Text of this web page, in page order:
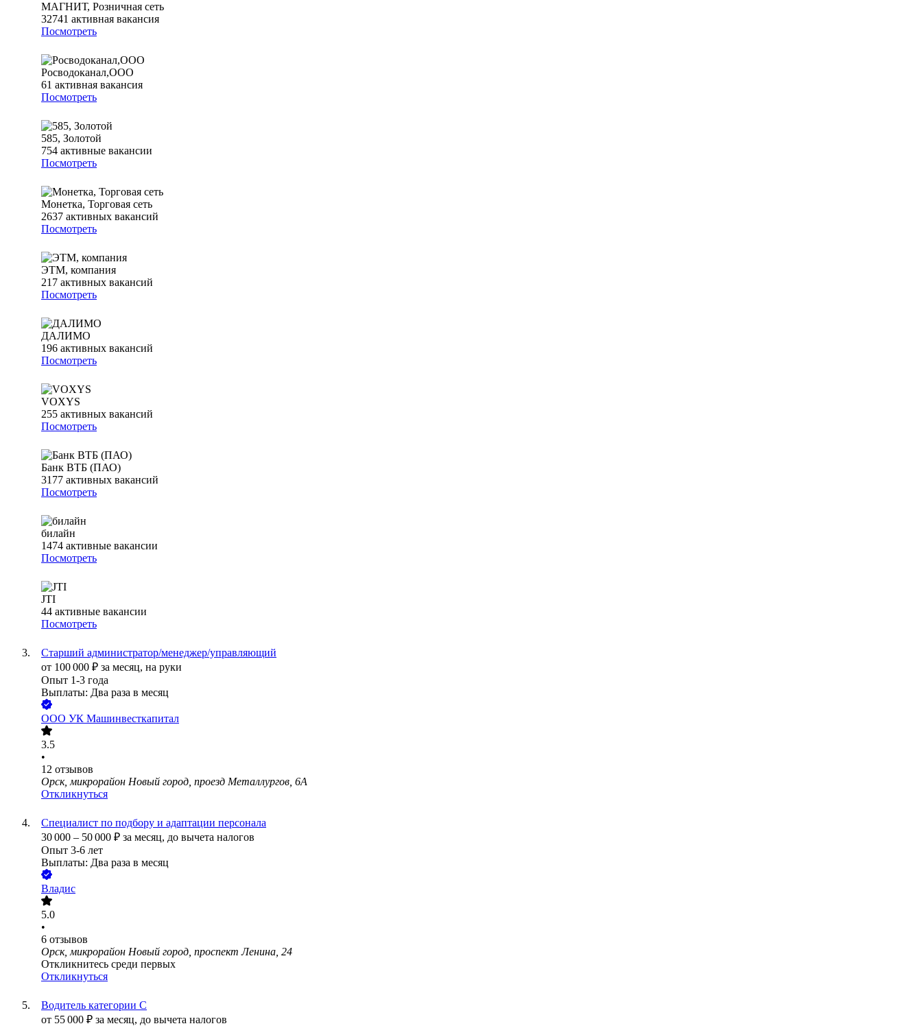
МАГНИТ, Розничная сеть
32741 активная вакансия
Посмотреть
Росводоканал,ООО
61 активная вакансия
Посмотреть
585, Золотой
754 активные вакансии
Посмотреть
Монетка, Торговая сеть
2637 активных вакансий
Посмотреть
ЭТМ, компания
217 активных вакансий
Посмотреть
ДАЛИМО
196 активных вакансий
Посмотреть
VOXYS
255 активных вакансий
Посмотреть
Банк ВТБ (ПАО)
3177 активных вакансий
Посмотреть
билайн
1474 активные вакансии
Посмотреть
JTI
44 активные вакансии
Посмотреть
Старший администратор/менеджер/управляющий
от 100 000 ₽ за месяц, на руки
Опыт 1-3 года
Выплаты: Два раза в месяц
ООО УК Машинвесткапитал
3.5
•
12 отзывов
Орск, микрорайон Новый город, проезд Металлургов, 6А
Откликнуться
Специалист по подбору и адаптации персонала
30 000 – 50 000 ₽ за месяц, до вычета налогов
Опыт 3-6 лет
Выплаты: Два раза в месяц
Владис
5.0
•
6 отзывов
Орск, микрорайон Новый город, проспект Ленина, 24
Откликнитесь среди первых
Откликнуться
Водитель категории С
от 55 000 ₽ за месяц, до вычета налогов